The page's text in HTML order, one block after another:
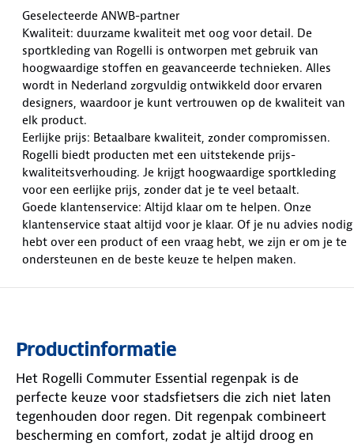
Geselecteerde ANWB-partner
Kwaliteit: duurzame kwaliteit met oog voor detail. De
sportkleding van Rogelli is ontworpen met gebruik van
hoogwaardige stoffen en geavanceerde technieken. Alles
wordt in Nederland zorgvuldig ontwikkeld door ervaren
designers, waardoor je kunt vertrouwen op de kwaliteit van
elk product.
Eerlijke prijs: Betaalbare kwaliteit, zonder compromissen.
Rogelli biedt producten met een uitstekende prijs-
kwaliteitsverhouding. Je krijgt hoogwaardige sportkleding
voor een eerlijke prijs, zonder dat je te veel betaalt.
Goede klantenservice: Altijd klaar om te helpen. Onze
klantenservice staat altijd voor je klaar. Of je nu advies nodig
hebt over een product of een vraag hebt, we zijn er om je te
ondersteunen en de beste keuze te helpen maken.
Productinformatie
Het Rogelli Commuter Essential regenpak is de
perfecte keuze voor stadsfietsers die zich niet laten
tegenhouden door regen. Dit regenpak combineert
bescherming en comfort, zodat je altijd droog en